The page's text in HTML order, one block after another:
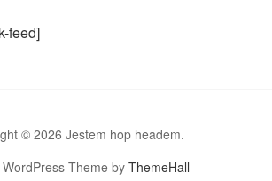
feed]
© 2026 Jestem hop headem.
Theme byThemeHall